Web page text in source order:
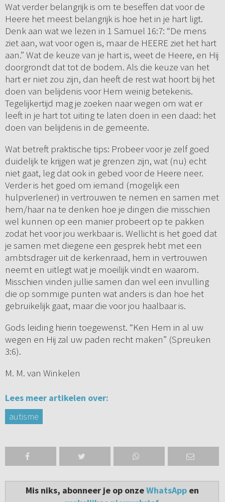
Wat verder belangrijk is om te beseffen dat voor de
Heere het meest belangrijk is hoe het in je hart ligt.
Denk aan wat we lezen in 1 Samuel 16:7: “De mens
ziet aan, wat voor ogen is, maar de HEERE ziet het hart
aan.” Wat de keuze van je hart is, weet de Heere, en Hij
doorgrondt dat tot de bodem. Als die keuze van het
hart er niet zou zijn, dan heeft de rest wat hoort bij het
doen van belijdenis voor Hem weinig betekenis.
Tegelijkertijd mag je zoeken naar wegen om wat er
leeft in je hart tot uiting te laten doen in een daad: het
doen van belijdenis in de gemeente.
Wat betreft praktische tips: Probeer voor je zelf goed
duidelijk te krijgen wat je grenzen zijn, wat (nu) echt
niet gaat, leg dat ook in gebed voor de Heere neer.
Verder is het goed om iemand (mogelijk een
hulpverlener) in vertrouwen te nemen en samen met
hem/haar na te denken hoe je dingen die misschien
wel kunnen op een manier probeert op te pakken
zodat het voor jou werkbaar is. Wellicht is het goed dat
je samen met diegene een gesprek hebt met een
ambtsdrager uit de kerkenraad, hem in vertrouwen
neemt en uitlegt wat je moeilijk vindt en waarom.
Misschien vinden jullie samen dan wel een invulling
die op sommige punten wat anders is dan hoe het
gebruikelijk gaat, maar die voor jou haalbaar is.
Gods leiding hierin toegewenst. “Ken Hem in al uw
wegen en Hij zal uw paden recht maken” (Spreuken
3:6).
M. M. van Winkelen
Lees meer artikelen over:
autisme
Mis niks, abonneer je op onzeWhatsAppen